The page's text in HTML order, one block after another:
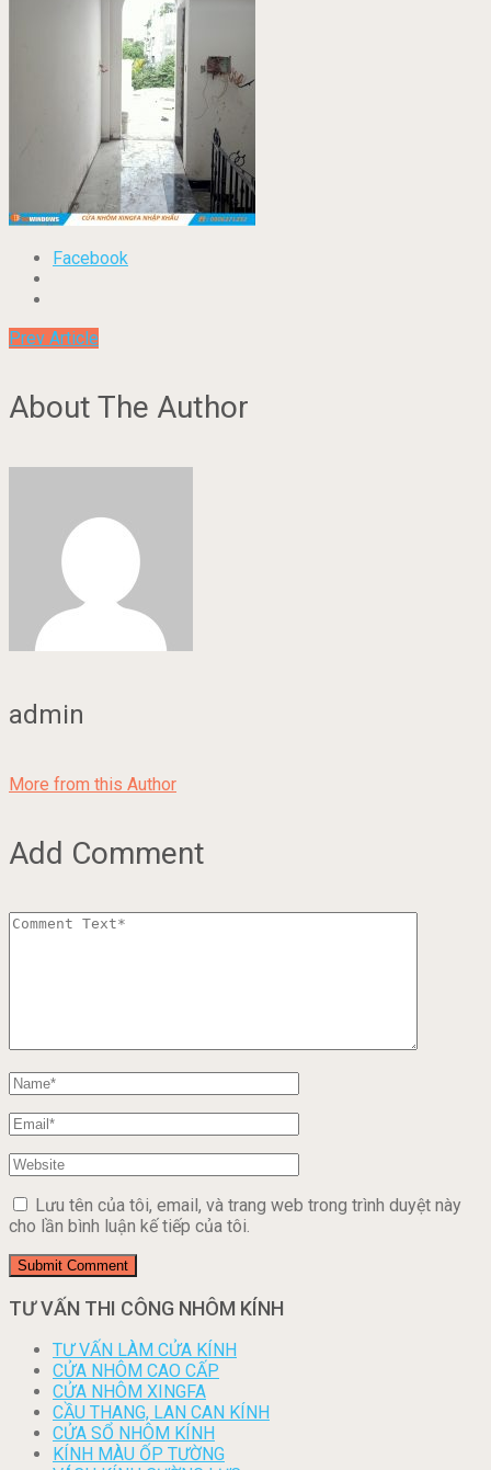
Facebook
Prev Article
About The Author
admin
More from this Author
Add Comment
Lưu tên của tôi, email, và trang web trong trình duyệt này
cho lần bình luận kế tiếp của tôi.
TƯ VẤN THI CÔNG NHÔM KÍNH
TƯ VẤN LÀM CỬA KÍNH
CỬA NHÔM CAO CẤP
CỬA NHÔM XINGFA
CẦU THANG, LAN CAN KÍNH
CỬA SỔ NHÔM KÍNH
KÍNH MÀU ỐP TƯỜNG